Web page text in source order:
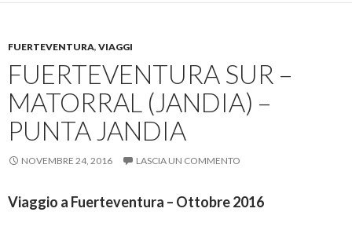
FUERTEVENTURA, VIAGGI
FUERTEVENTURA SUR –
MATORRAL (JANDIA) –
PUNTA JANDIA
NOVEMBRE 24, 2016 LASCIA UN COMMENTO
Viaggio a Fuerteventura – Ottobre 2016